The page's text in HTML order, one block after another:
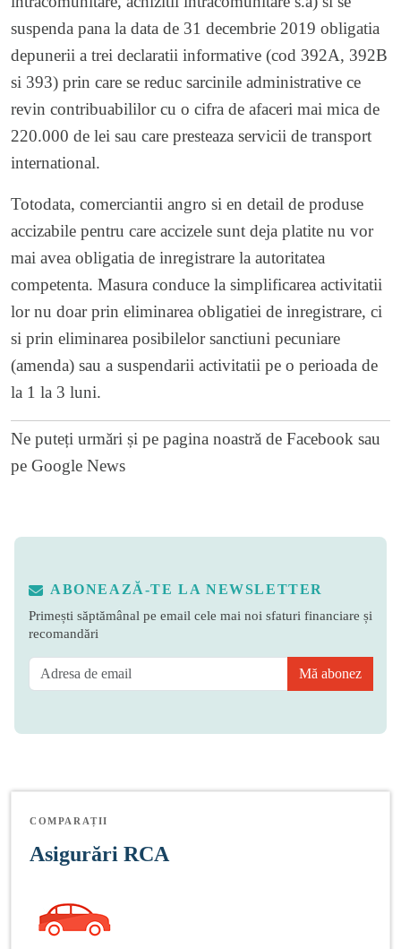
suspenda pana la data de 31 decembrie 2019 obligatia
depunerii a trei declaratii informative (cod 392A, 392B
si 393) prin care se reduc sarcinile administrative ce
revin contribuabililor cu o cifra de afaceri mai mica de
220.000 de lei sau care presteaza servicii de transport
international.
Totodata, comerciantii angro si en detail de produse
accizabile pentru care accizele sunt deja platite nu vor
mai avea obligatia de inregistrare la autoritatea
competenta. Masura conduce la simplificarea activitatii
lor nu doar prin eliminarea obligatiei de inregistrare, ci
si prin eliminarea posibilelor sanctiuni pecuniare
(amenda) sau a suspendarii activitatii pe o perioada de
la 1 la 3 luni.
Ne puteți urmări și pe pagina noastră de Facebook sau
pe Google News
ABONEAZĂ-TE LA NEWSLETTER
Primești săptămânal pe email cele mai noi sfaturi financiare și
recomandări
Mă abonez
COMPARAȚII
Asigurări RCA